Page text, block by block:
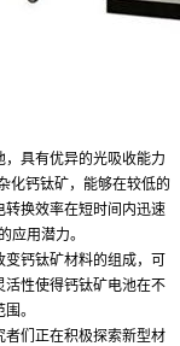
具有优异的光吸收能力
化钙钛矿，能够在较低的
换效率在短时间内迅速
应用潜力。
钙钛矿材料的组成，可
活性使得钙钛矿电池在不
。
们正在积极探索新型材